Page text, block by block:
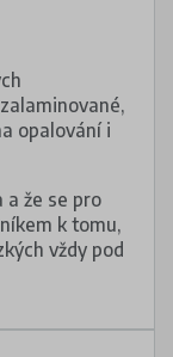
opalování i
a že se pro
k tomu,
vždy pod